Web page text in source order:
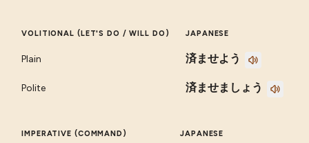
VOLITIONAL (LET'S DO / WILL DO) JAPANESE
Plain 済ませよう
Polite 済ませましょう
IMPERATIVE (COMMAND) JAPANESE